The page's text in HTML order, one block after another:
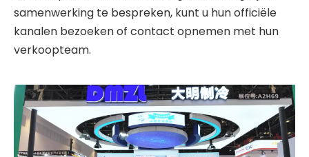
samenwerking te bespreken, kunt u hun officiële
kanalen bezoeken of contact opnemen met hun
verkoopteam.